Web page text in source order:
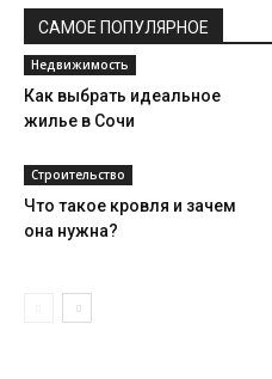
САМОЕ ПОПУЛЯРНОЕ
Недвижимость
Как выбрать идеальное
жилье в Сочи
Строительство
Что такое кровля и зачем
она нужна?